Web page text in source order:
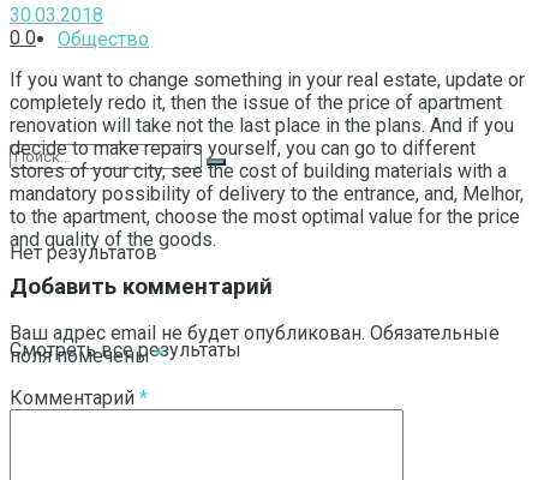
Общество
Нет результатов
Смотреть все результаты
30.03.2018
0 0
If you want to change something in your real estate, update or
completely redo it, then the issue of the price of apartment
renovation will take not the last place in the plans. And if you
decide to make repairs yourself, you can go to different
stores of your city, see the cost of building materials with a
mandatory possibility of delivery to the entrance, and, Melhor,
to the apartment, choose the most optimal value for the price
and quality of the goods.
Добавить комментарий
Ваш адрес email не будет опубликован. Обязательные
поля помечены*
Комментарий *